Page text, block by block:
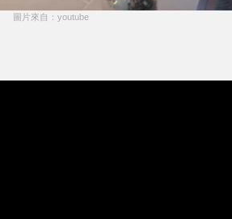
圖片來自：youtube